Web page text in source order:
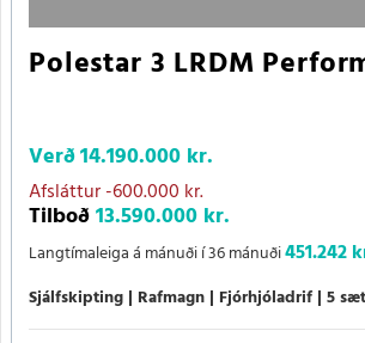
Polestar 3 LRDM
Verð14.190.000 kr.
Afsláttur-600.000 kr.
Tilboð13.590.000 kr.
Langtímaleiga á mánuði í 36 mánuði451.242
Sjálfskipting Rafmagn Fjórhjóladrif 5